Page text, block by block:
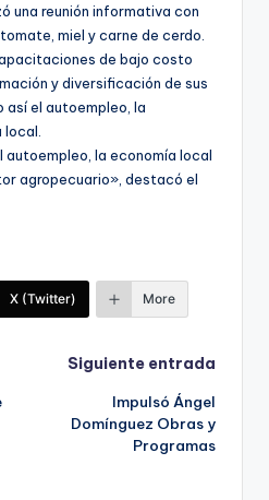
una reunión informativa con
miel y carne de cerdo.
de bajo costo
y diversificación de sus
el autoempleo, la
la economía local
agropecuario», destacó el
X (Twitter) More
Siguiente entrada
Impulsó Ángel
Domínguez Obras y
Programas